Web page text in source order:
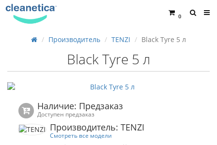
0
Производитель TENZI Black Tyre 5 л
Black Tyre 5 л
Наличие: Предзаказ
Доступен предзаказ
Производитель: TENZI
Смотреть все модели